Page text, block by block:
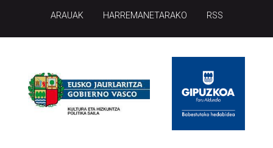
ARAUAK HARREMANETARAKO RSS